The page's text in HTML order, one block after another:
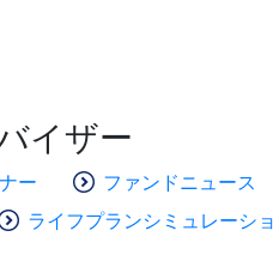
イザー
ー ファンドニュース
ライフプランシミュレーシ